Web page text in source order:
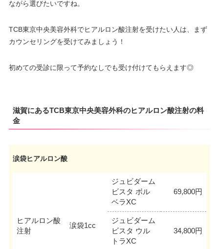
ながら選びたいですね。
TCB東京中央美容外科でヒアルロン酸注射を受けたい人は、まず
カウンセリングを受けてみましょう！
初めての受診に限って予約なしでも受け付けてもらえます◎
滋賀にあるTCB東京中央美容外科のヒアルロン酸注射の料
金
涙袋ヒアルロン酸
ヒアルロン酸
注射
涙袋1cc
ジュビダーム
ビスタ ボル
ベラXC
69,800円
ジュビダーム
ビスタ ウル
トラXC
34,800円